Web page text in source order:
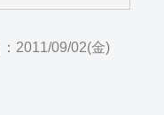
2011/09/02(金)